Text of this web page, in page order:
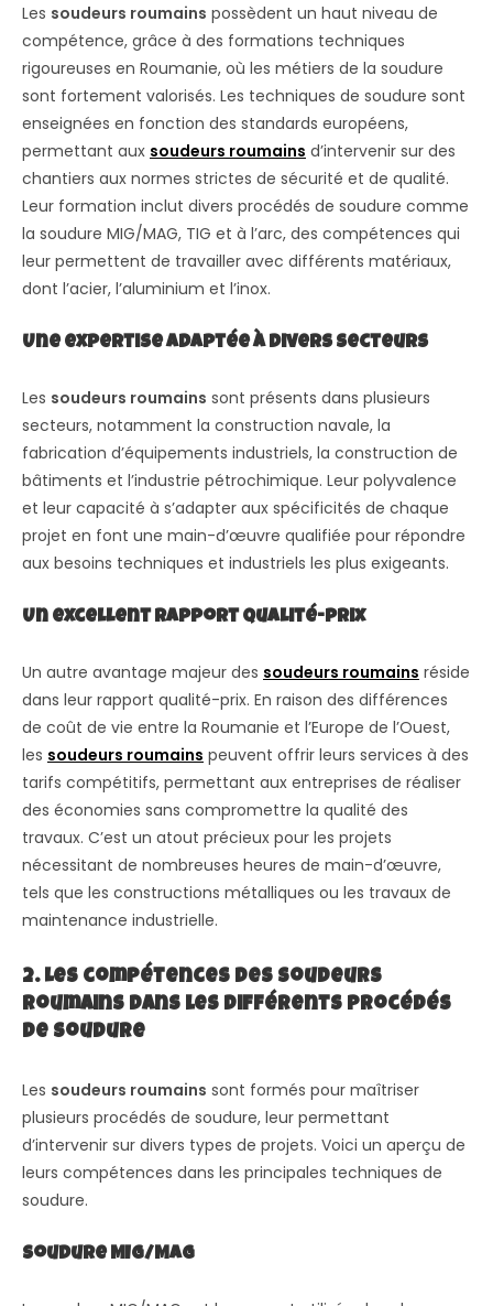
Les soudeurs roumains possèdent un haut niveau de
compétence, grâce à des formations techniques
rigoureuses en Roumanie, où les métiers de la soudure
sont fortement valorisés. Les techniques de soudure sont
enseignées en fonction des standards européens,
permettant aux soudeurs roumains d’intervenir sur des
chantiers aux normes strictes de sécurité et de qualité.
Leur formation inclut divers procédés de soudure comme
la soudure MIG/MAG, TIG et à l’arc, des compétences qui
leur permettent de travailler avec différents matériaux,
dont l’acier, l’aluminium et l’inox.
Une expertise adaptée à divers secteurs
Les soudeurs roumains sont présents dans plusieurs
secteurs, notamment la construction navale, la
fabrication d’équipements industriels, la construction de
bâtiments et l’industrie pétrochimique. Leur polyvalence
et leur capacité à s’adapter aux spécificités de chaque
projet en font une main-d’œuvre qualifiée pour répondre
aux besoins techniques et industriels les plus exigeants.
Un excellent rapport qualité-prix
Un autre avantage majeur des soudeurs roumains réside
dans leur rapport qualité-prix. En raison des différences
de coût de vie entre la Roumanie et l’Europe de l’Ouest,
les soudeurs roumains peuvent offrir leurs services à des
tarifs compétitifs, permettant aux entreprises de réaliser
des économies sans compromettre la qualité des
travaux. C’est un atout précieux pour les projets
nécessitant de nombreuses heures de main-d’œuvre,
tels que les constructions métalliques ou les travaux de
maintenance industrielle.
2. Les compétences des soudeurs
roumains dans les différents procédés
de soudure
Les soudeurs roumains sont formés pour maîtriser
plusieurs procédés de soudure, leur permettant
d’intervenir sur divers types de projets. Voici un aperçu de
leurs compétences dans les principales techniques de
soudure.
Soudure MIG/MAG